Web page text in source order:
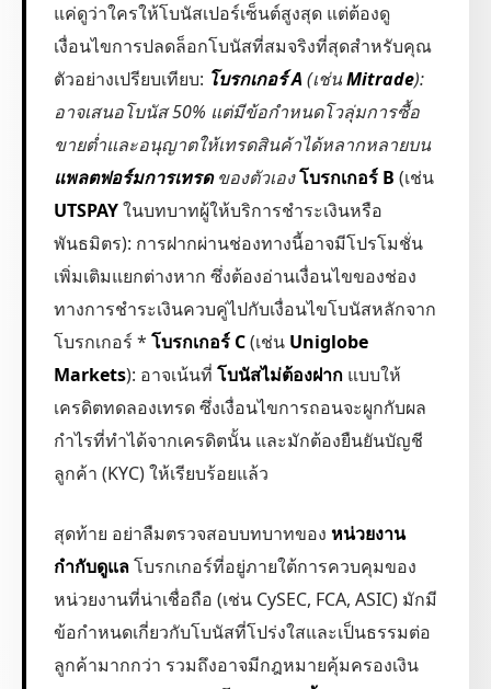
แค่ดูว่าใครให้โบนัสเปอร์เซ็นต์สูงสุด แต่ต้องดู
เงื่อนไขการปลดล็อกโบนัสที่สมจริงที่สุดสำหรับคุณ
ตัวอย่างเปรียบเทียบ: โบรกเกอร์ A (เช่นMitrade):
อาจเสนอโบนัส 50% แต่มีข้อกำหนดโวลุ่มการซื้อ
ขายต่ำและอนุญาตให้เทรดสินค้าได้หลากหลายบน
แพลตฟอร์มการเทรดของตัวเองโบรกเกอร์ B (เช่น
UTSPAYในบทบาทผู้ให้บริการชำระเงินหรือ
พันธมิตร): การฝากผ่านช่องทางนี้อาจมีโปรโมชั่น
เพิ่มเติมแยกต่างหาก ซึ่งต้องอ่านเงื่อนไขของช่อง
ทางการชำระเงินควบคู่ไปกับเงื่อนไขโบนัสหลักจาก
โบรกเกอร์ * โบรกเกอร์ C(เช่น Uniglobe
Markets): อาจเน้นที่ โบนัสไม่ต้องฝาก แบบให้
เครดิตทดลองเทรด ซึ่งเงื่อนไขการถอนจะผูกกับผล
กำไรที่ทำได้จากเครดิตนั้น และมักต้องยืนยันบัญชี
ลูกค้า (KYC) ให้เรียบร้อยแล้ว
สุดท้าย อย่าลืมตรวจสอบบทบาทของ หน่วยงาน
กำกับดูแลโบรกเกอร์ที่อยู่ภายใต้การควบคุมของ
หน่วยงานที่น่าเชื่อถือ (เช่น CySEC, FCA, ASIC) มักมี
ข้อกำหนดเกี่ยวกับโบนัสที่โปร่งใสและเป็นธรรมต่อ
ลูกค้ามากกว่า รวมถึงอาจมีกฎหมายคุ้มครองเงิน